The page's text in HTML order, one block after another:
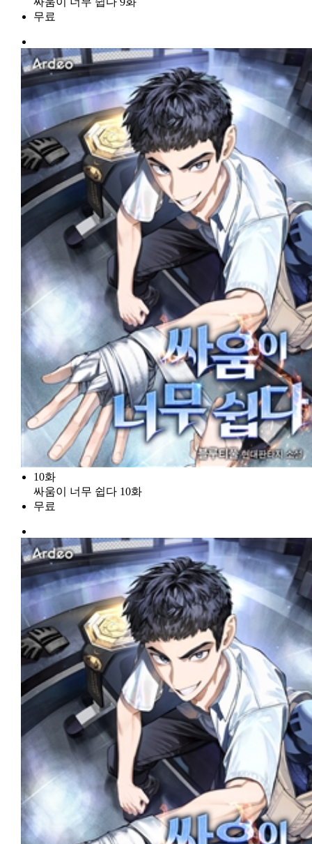
무료
10화
싸움이 너무 쉽다 10화
무료